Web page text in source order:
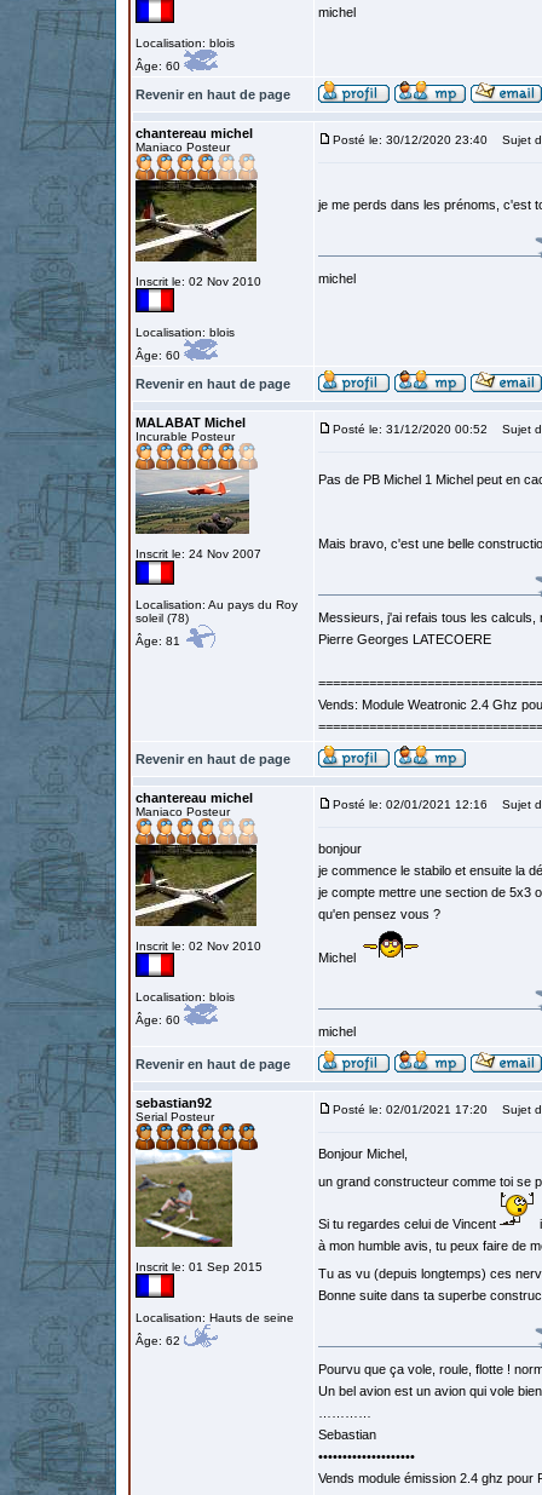
Localisation: blois
Âge: 60
michel
Revenir en haut de page
chantereau michel
Maniaco Posteur
Inscrit le: 02 Nov 2010
Localisation: blois
Âge: 60
Posté le: 30/12/2020 23:40 Sujet
je me perds dans les prénoms, c'est
michel
Revenir en haut de page
MALABAT Michel
Incurable Posteur
Inscrit le: 24 Nov 2007
Localisation: Au pays du Roy
soleil (78)
Âge: 81
Posté le: 31/12/2020 00:52 Sujet
Pas de PB Michel 1 Michel peut en
Mais bravo, c'est une belle
Messieurs, j'ai refais tous les calculs,
Pierre Georges LATECOERE
===============================
Vends: Module Weatronic 2.4 Ghz
===============================
Revenir en haut de page
chantereau michel
Maniaco Posteur
Inscrit le: 02 Nov 2010
Localisation: blois
Âge: 60
Posté le: 02/01/2021 12:16 Sujet
bonjour
je commence le stabilo et ensuite la
je compte mettre une section de 5x3
qu'en pensez vous ?
Michel
michel
Revenir en haut de page
sebastian92
Serial Posteur
Inscrit le: 01 Sep 2015
Localisation: Hauts de seine
Âge: 62
Posté le: 02/01/2021 17:20 Sujet
Bonjour Michel,
un grand constructeur comme toi se
Si tu regardes celui de Vincent
à mon humble avis, tu peux faire de
Tu as vu (depuis longtemps) ces
Bonne suite dans ta superbe
Pourvu que ça vole, roule, flotte !
Un bel avion est un avion qui vole
Sebastian
••••••••••••••••••••
Vends module émission 2.4 ghz